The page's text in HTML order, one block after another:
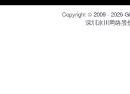
Copyright © 2009 - 2026
深圳冰川网络股